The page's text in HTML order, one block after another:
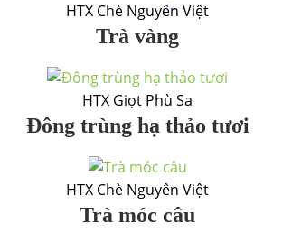
HTX Chè Nguyên Việt
Trà vàng
HTX Giọt Phù Sa
Đông trùng hạ thảo tươi
HTX Chè Nguyên Việt
Trà móc câu